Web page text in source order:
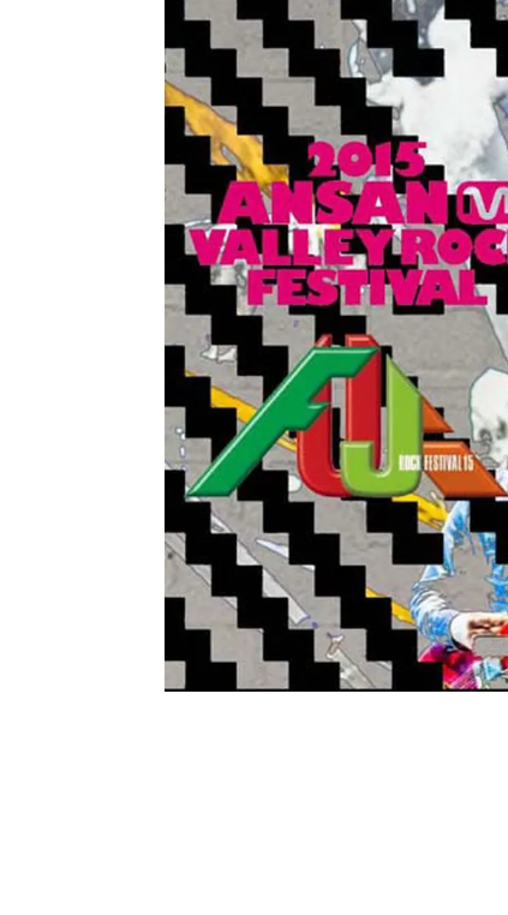
*NEW RELEASE (最新約3ヶ月) 2024.11.9
*NEW RELEASE (最新約3ヶ月)
*NEW RELEASE (最新約3ヶ月) 2024.6.24
*NEW RELEASE (最新約3ヶ月)
2024.6.24
リアム・ギ
*NEW RELEASE (最新約3ヶ月) 2024.6.24
*NEW RELEASE (最新約3ヶ月) 2024.6.20
*NEW RELEASE (最新約3ヶ月) 2024.6.9
*NEW RELEASE (最新約3ヶ月) 2024.6.9
*NEW RELEASE (最新約3ヶ月) 2024.6.9
*NEW RELEASE (最新約3ヶ月)